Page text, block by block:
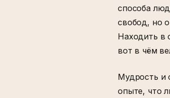
способа
свобод, но
Находить в
вот в чём
Мудрость и
опыте, что